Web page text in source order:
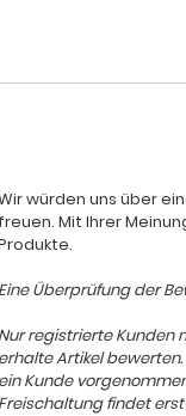
würden uns über
freuen. Mit Ihrer
Eine Überprüfung der
Nur registrierte Kunden
erhalte Artikel
ein Kunde
Freischaltung findet